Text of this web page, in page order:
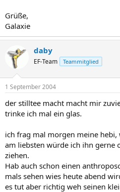
Grüße,
Galaxie
daby
EF-Team Teammitglied
1 September 2004
der stilltee macht macht mir
trinke ich mal ein glas.
ich frag mal morgen meine hebi,
am liebsten würde ich ihn gerne
ziehen.
Hab auch schon einen
mals sehen wies heute abend
es tut aber richtig weh seinen